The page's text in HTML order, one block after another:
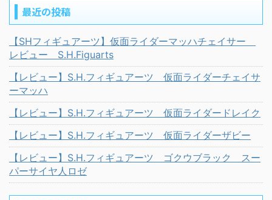
最近の投稿
【SHフィギュアーツ】仮面ライダーマッハチェイサー
レビュー S.H.Figuarts
【レビュー】S.H.フィギュアーツ 仮面ライダーチェイサ
ーマッハ
【レビュー】S.H.フィギュアーツ 仮面ライダードレイク
【レビュー】S.H.フィギュアーツ 仮面ライダーザビー
【レビュー】S.H.フィギュアーツ ゴクウブラック スー
パーサイヤ人ロゼ